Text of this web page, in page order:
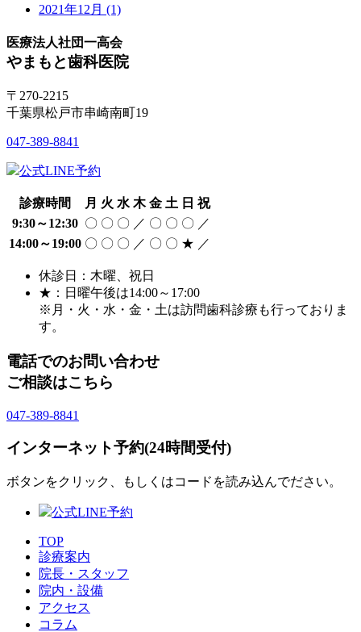
2021年12月 (1)
医療法人社団一高会
やまもと歯科医院
〒270-2215
千葉県松戸市串崎南町19
047-389-8841
公式LINE予約
診療時間 月 火 水 木 金 土 日 祝
9:30～12:30 〇 〇 〇 ／ 〇 〇 〇 ／
14:00～19:00 〇 〇 〇 ／ 〇 〇 ★ ／
休診日：木曜、祝日
★：日曜午後は14:00～17:00
※月・火・水・金・土は訪問歯科診療も行っておりま
す。
電話でのお問い合わせ
ご相談はこちら
047-389-8841
インターネット予約(24時間受付)
ボタンをクリック、もしくはコードを読み込んでださい。
公式LINE予約
TOP
診療案内
院長・スタッフ
院内・設備
アクセス
コラム